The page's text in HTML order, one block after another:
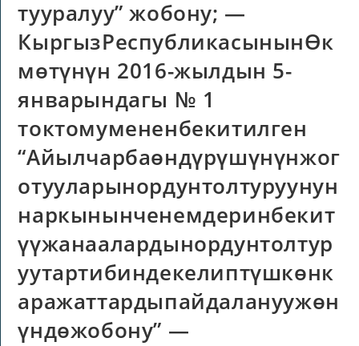
тууралуу” жобону; —
КыргызРеспубликасынынӨк
мөтүнүн 2016-жылдын 5-
январындагы № 1
токтомумененбекитилген
“Айылчарбаөндүрүшүнүнжог
отууларынордунтолтуруунун
наркынынченемдеринбекит
үүжанаалардынордунтолтур
уутартибиндекелиптүшкөнк
аражаттардыпайдалануужөн
үндөжобону” —